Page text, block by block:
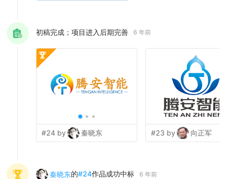
初稿完成；项目进入后期完善 6 年前
#24 by 秦晓东 #23 by 向正军
秦晓东的#24作品成功中标 6 年前